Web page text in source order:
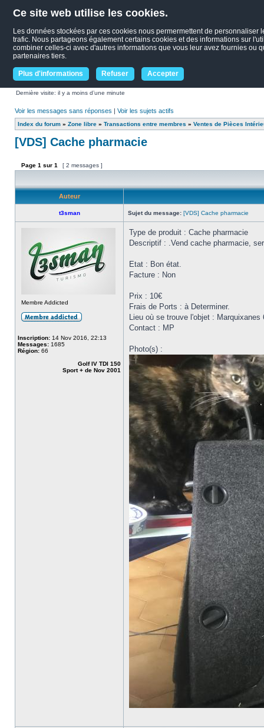
Ce site web utilise les cookies.
Les données stockées par ces cookies nous permermettent de
trafic. Nous partageons également certains cookies et des informations sur
combiner celles-ci avec d'autres informations que vous leur avez fournies ou
partenaires tiers.
Plus d'informations Refuser Accepter
Dernière visite: il y a moins d’une minute
Voir les messages sans réponses | Voir les sujets actifs
Index du forum » Zone libre » Transactions entre membres » Ventes de Pièces
[VDS] Cache pharmacie
Page 1 sur 1 [ 2 messages ]
Auteur
t3sman Sujet du message: [VDS] Cache pharmacie
Membre Addicted
Inscription: 14 Nov 2016, 22:13
Messages: 1685
Région: 66
Golf IV TDI 150
Sport + de Nov 2001
Type de produit : Cache pharmacie
Descriptif : .Vend cache pharmacie,
Etat : Bon état.
Facture : Non
Prix : 10€
Frais de Ports : à Determiner.
Lieu où se trouve l'objet : Marquixanes
Contact : MP
Photo(s) :